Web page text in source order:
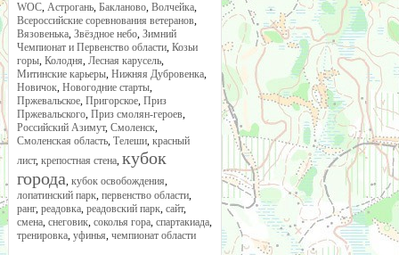
WOC, Астрогань, Бакланово, Волчейка,
Всероссийские соревнования ветеранов,
Вязовенька, Звёздное небо, Зимний
Чемпионат и Первенство области, Козьи
горы, Колодня, Лесная карусель,
Митинские карьеры, Нижняя Дубровенка,
Новичок, Новогодние старты,
Пржевальское, Пригорское, Приз
Пржевальского, Приз смолян-героев,
Российский Азимут, Смоленск,
Смоленская область, Телеши, красный
лист, крепостная стена, кубок
города, кубок освобождения,
лопатинский парк, первенство области,
ранг, реадовка, реадовский парк, сайт,
смена, снеговик, соколья гора, спартакиада,
тренировка, уфинья, чемпионат области